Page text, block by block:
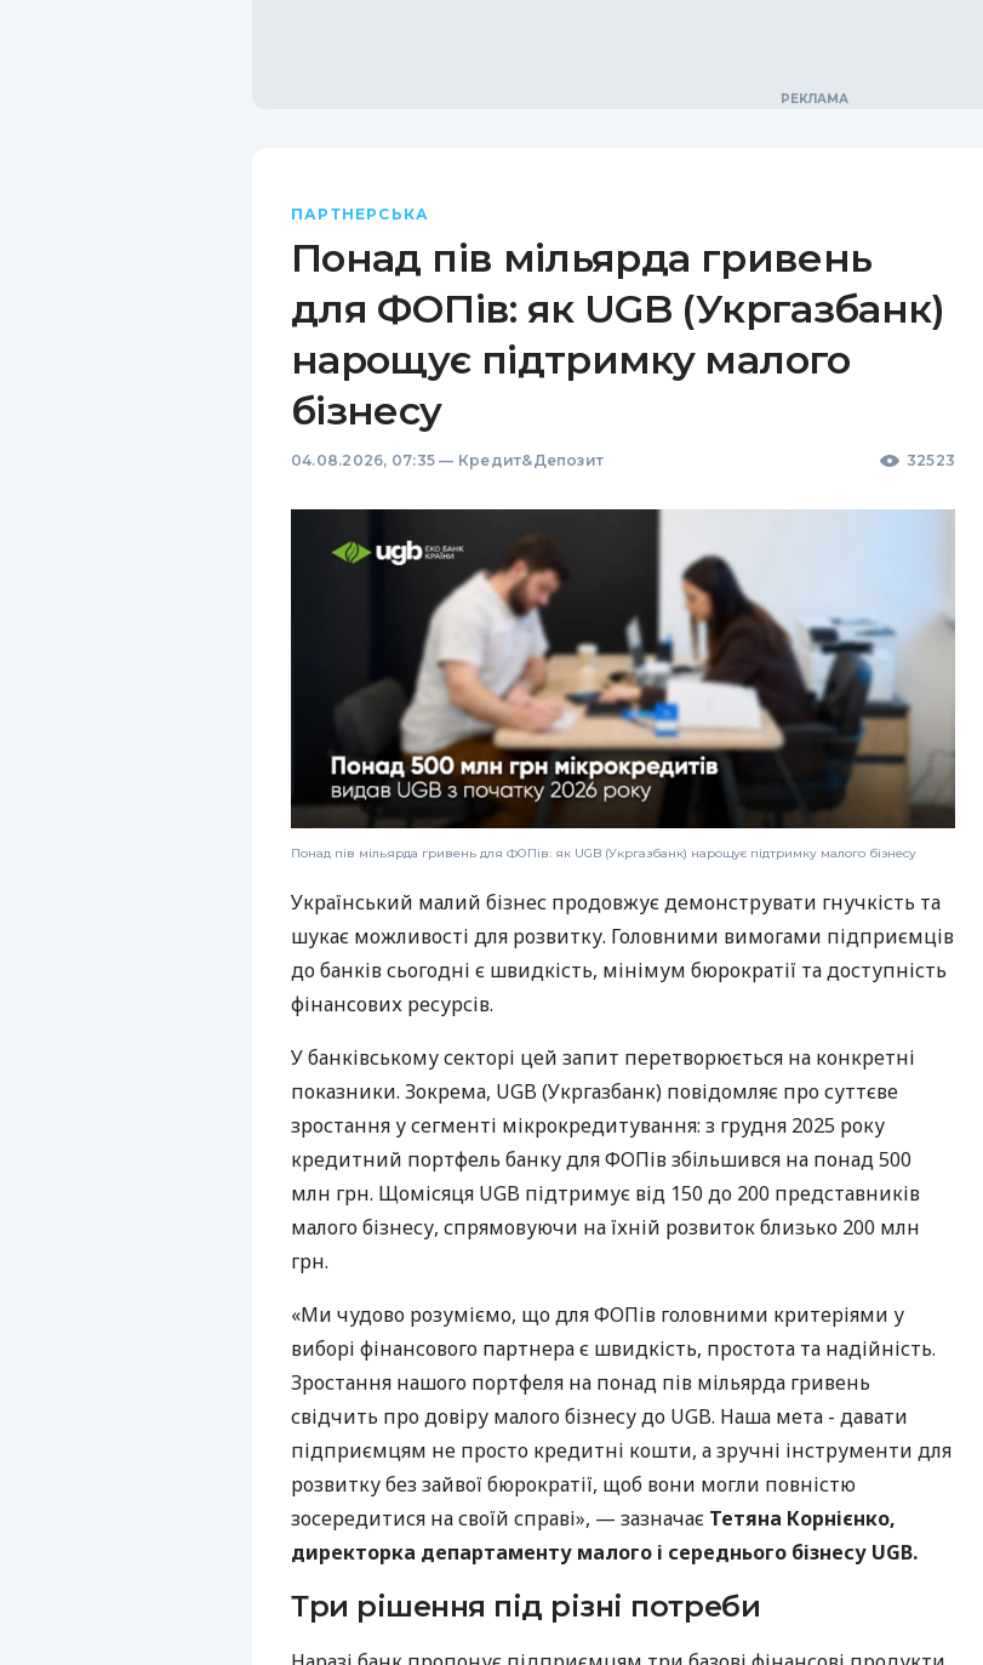
ПАРТНЕРСЬКА
Понад пів мільярда гривень
для ФОПів: як UGB (Укргазбанк)
нарощує підтримку малого
бізнесу
04.08.2026, 07:35 — Кредит&Депозит 32523
Понад пів мільярда гривень для ФОПів: як UGB (Укргазбанк) нарощує підтримку малого бізнесу
Український малий бізнес продовжує демонструвати гнучкість та
шукає можливості для розвитку. Головними вимогами підприємців
до банків сьогодні є швидкість, мінімум бюрократії та доступність
фінансових ресурсів.
У банківському секторі цей запит перетворюється на конкретні
показники. Зокрема, UGB (Укргазбанк) повідомляє про суттєве
зростання у сегменті мікрокредитування: з грудня 2025 року
кредитний портфель банку для ФОПів збільшився на понад 500
млн грн. Щомісяця UGB підтримує від 150 до 200 представників
малого бізнесу, спрямовуючи на їхній розвиток близько 200 млн
грн.
«Ми чудово розуміємо, що для ФОПів головними критеріями у
виборі фінансового партнера є швидкість, простота та надійність.
Зростання нашого портфеля на понад пів мільярда гривень
свідчить про довіру малого бізнесу до UGB. Наша мета - давати
підприємцям не просто кредитні кошти, а зручні інструменти для
розвитку без зайвої бюрократії, щоб вони могли повністю
зосередитися на своїй справі», — зазначає Тетяна Корнієнко,
директорка департаменту малого і середнього бізнесу UGB.
Три рішення під різні потреби